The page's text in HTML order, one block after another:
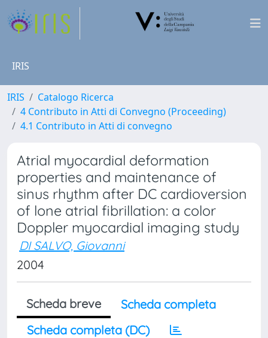
IRIS
IRIS
Catalogo Ricerca
4 Contributo in Atti di Convegno (Proceeding)
4.1 Contributo in Atti di convegno
Atrial myocardial deformation
properties and maintenance of
sinus rhythm after DC cardioversion
of lone atrial fibrillation: a color
Doppler myocardial imaging study
DI SALVO, Giovanni
2004
Scheda breve
Scheda completa
Scheda completa (DC)